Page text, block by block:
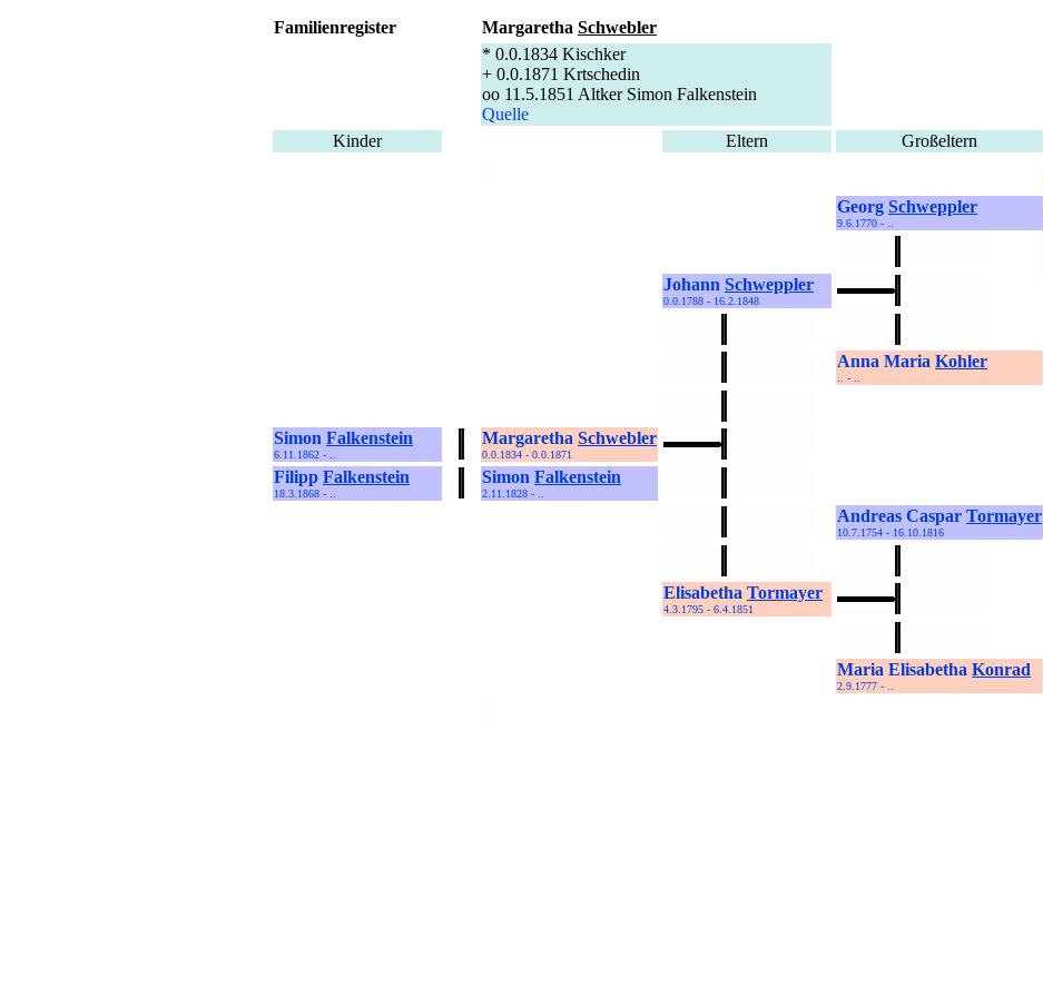
Familienregister Margaretha Schwebler
* 0.0.1834 Kischker
+ 0.0.1871 Krtschedin
oo 11.5.1851 Altker Simon Falkenstein
Quelle
Kinder
Eltern Großeltern
Georg Schweppler
9.6.1770 - ..
Johann Schweppler
0.0.1788 - 16.2.1848
Anna Maria Kohler
.. - ..
Simon Falkenstein
6.11.1862 - ..
Margaretha Schwebler
0.0.1834 - 0.0.1871
Filipp Falkenstein
18.3.1868 - ..
Simon Falkenstein
2.11.1828 - ..
Andreas Caspar Tormayer
10.7.1754 - 16.10.1816
Elisabetha Tormayer
4.3.1795 - 6.4.1851
Maria Elisabetha Konrad
2.9.1777 - ..